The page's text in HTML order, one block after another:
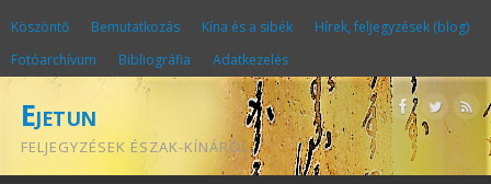
Köszöntő Bemutatkozás Kína és a sibék
Hírek, feljegyzések (blog)
Fotóarchívum
Bibliográfia Adatkezelés
Ejetun
FELJEGYZÉSEK ÉSZAK-KÍNÁRÓL